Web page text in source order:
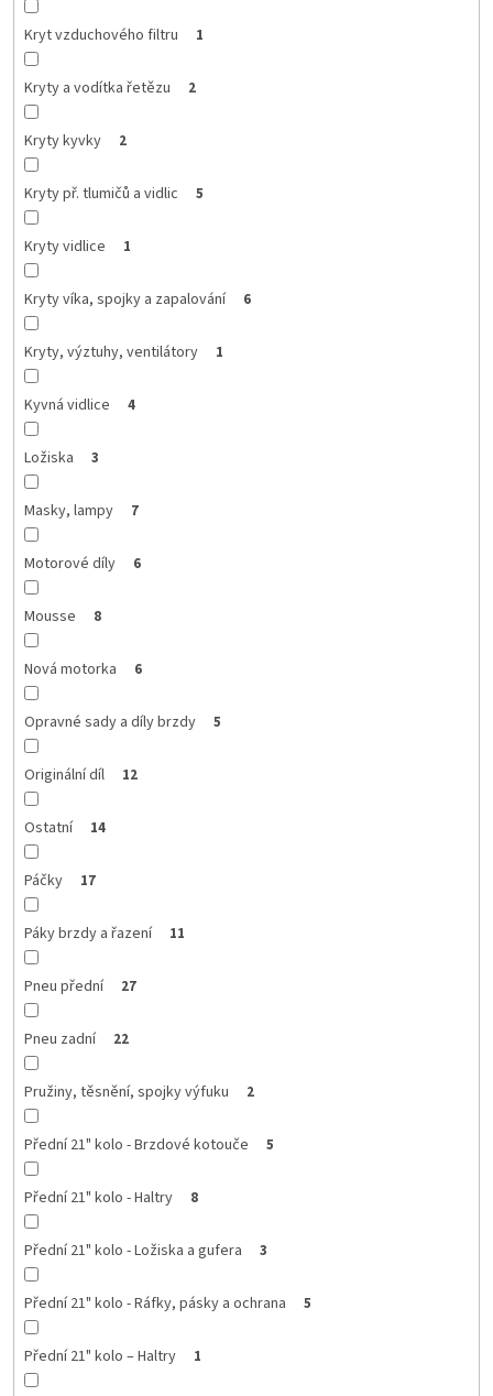
Kryt vzduchového filtru 1
Kryty a vodítka řetězu 2
Kryty kyvky 2
Kryty př. tlumičů a vidlic 5
Kryty vidlice 1
Kryty víka, spojky a zapalování 6
Kryty, výztuhy, ventilátory 1
Kyvná vidlice 4
Ložiska 3
Masky, lampy 7
Motorové díly 6
Mousse 8
Nová motorka 6
Opravné sady a díly brzdy 5
Originální díl 12
Ostatní 14
Páčky 17
Páky brzdy a řazení 11
Pneu přední 27
Pneu zadní 22
Pružiny, těsnění, spojky výfuku 2
Přední 21" kolo - Brzdové kotouče 5
Přední 21" kolo - Haltry 8
Přední 21" kolo - Ložiska a gufera 3
Přední 21" kolo - Ráfky, pásky a ochrana 5
Přední 21" kolo – Haltry 1